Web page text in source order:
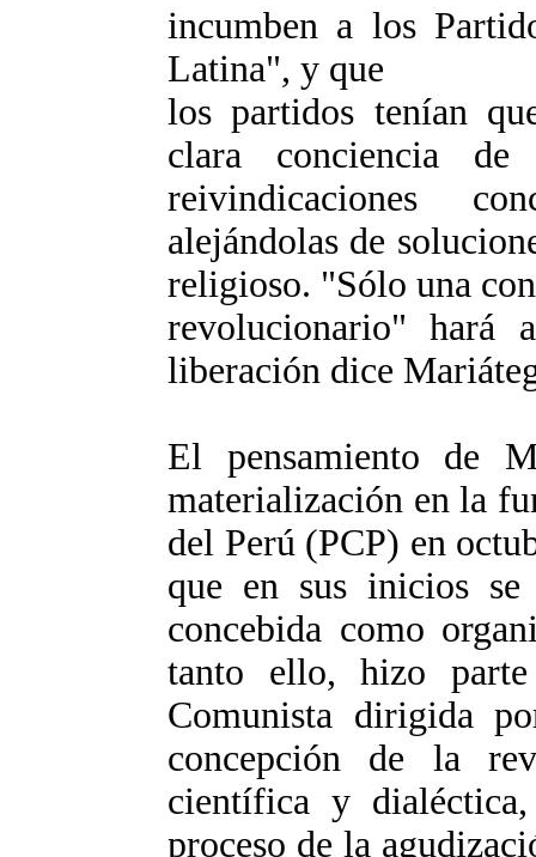
incumben a los
Latina", y que
los partidos tenían
clara conciencia de
reivindicaciones
alejándolas de
religioso. "Sólo una
revolucionario" hará
liberación dice
El pensamiento de
materialización en la
del Perú (PCP) en
que en sus inicios
concebida como
tanto ello, hizo
Comunista dirigida
concepción de la
científica y
proceso de la